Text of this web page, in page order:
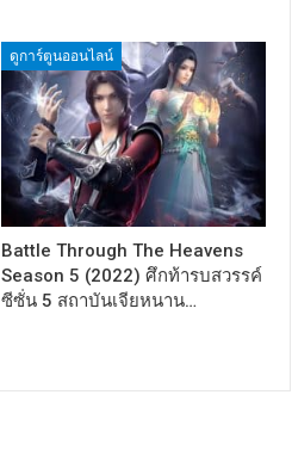
ดูการ์ตูนออนไลน์
Battle Through The Heavens
Season 5 (2022) ศึกท้ารบสวรรค์
ซีซั่น 5 สถาบันเจียหนาน…